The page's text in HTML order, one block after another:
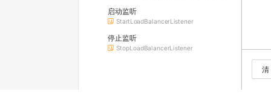
启动监听
StartLoadBalancerListener
停止监听
StopLoadBalancerListener
清